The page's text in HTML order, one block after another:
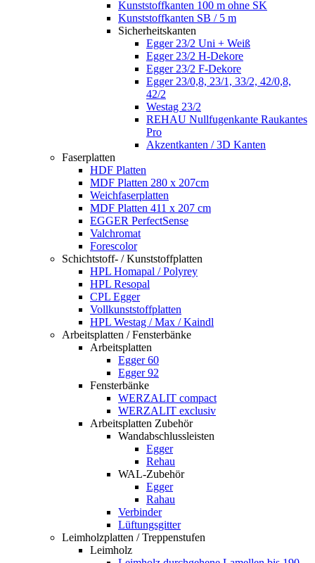
Kunststoffkanten 100 m ohne SK
Kunststoffkanten SB / 5 m
Sicherheitskanten
Egger 23/2 Uni + Weiß
Egger 23/2 H-Dekore
Egger 23/2 F-Dekore
Egger 23/0,8, 23/1, 33/2, 42/0,8,
42/2
Westag 23/2
REHAU Nullfugenkante Raukantes
Pro
Akzentkanten / 3D Kanten
Faserplatten
HDF Platten
MDF Platten 280 x 207cm
Weichfaserplatten
MDF Platten 411 x 207 cm
EGGER PerfectSense
Valchromat
Forescolor
Schichtstoff- / Kunststoffplatten
HPL Homapal / Polyrey
HPL Resopal
CPL Egger
Vollkunststoffplatten
HPL Westag / Max / Kaindl
Arbeitsplatten / Fensterbänke
Arbeitsplatten
Egger 60
Egger 92
Fensterbänke
WERZALIT compact
WERZALIT exclusiv
Arbeitsplatten Zubehör
Wandabschlussleisten
Egger
Rehau
WAL-Zubehör
Egger
Rahau
Verbinder
Lüftungsgitter
Leimholzplatten / Treppenstufen
Leimholz